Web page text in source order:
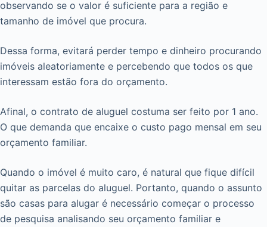
observando se o valor é suficiente para a região e
tamanho de imóvel que procura.
Dessa forma, evitará perder tempo e dinheiro procurando
imóveis aleatoriamente e percebendo que todos os que
interessam estão fora do orçamento.
Afinal, o contrato de aluguel costuma ser feito por 1 ano.
O que demanda que encaixe o custo pago mensal em seu
orçamento familiar.
Quando o imóvel é muito caro, é natural que fique difícil
quitar as parcelas do aluguel. Portanto, quando o assunto
são casas para alugar é necessário começar o processo
de pesquisa analisando seu orçamento familiar e